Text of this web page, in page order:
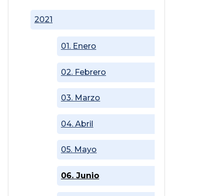
2021
01. Enero
02. Febrero
03. Marzo
04. Abril
05. Mayo
06. Junio